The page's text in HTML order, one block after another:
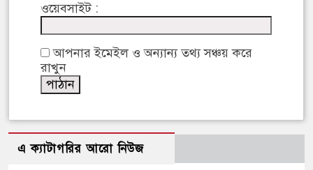
ওয়েবসাইট :
আপনার ইমেইল ও অন্যান্য তথ্য সঞ্চয় করে
রাখুন
এ ক্যাটাগরির আরো নিউজ